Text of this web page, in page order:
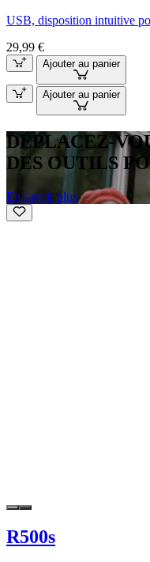
USB, disposition intuitive
29,99 €
Ajouter au panier
Ajouter au panier
DÉPLACEZ-
DES OUTILS
En savoir plus
R500s